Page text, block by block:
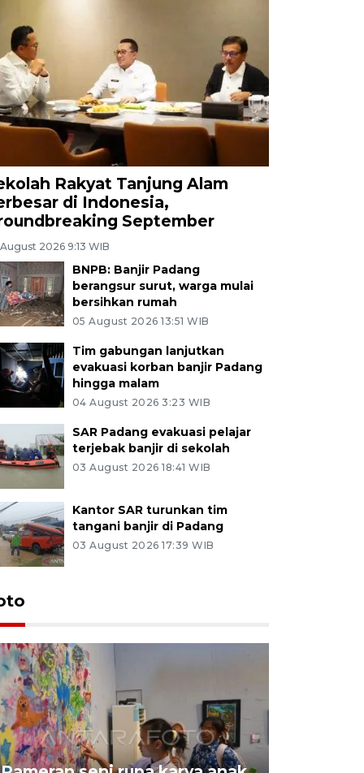
Rakyat Tanjung Alam
di Indonesia,
September
2026 9:13 WIB
BNPB: Banjir Padang
berangsur surut, warga mulai
bersihkan rumah
05 August 2026 13:51 WIB
Tim gabungan lanjutkan
evakuasi korban banjir Padang
hingga malam
04 August 2026 3:23 WIB
SAR Padang evakuasi pelajar
terjebak banjir di sekolah
03 August 2026 18:41 WIB
Kantor SAR turunkan tim
tangani banjir di Padang
03 August 2026 17:39 WIB